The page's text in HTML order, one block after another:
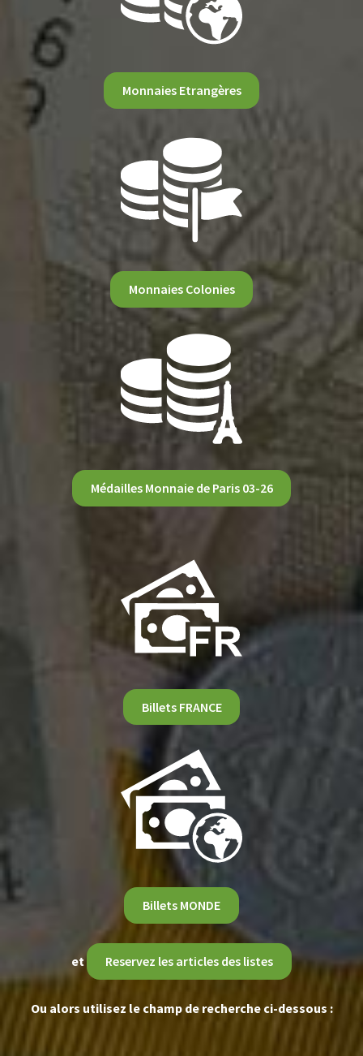
Monnaies Etrangères
Monnaies Colonies
Médailles Monnaie de Paris 03-26
Billets FRANCE
Billets MONDE
et Reservez les articles des listes
Ou alors utilisez le champ de recherche ci-dessous :